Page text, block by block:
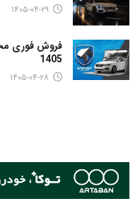
فروش فوری
1405